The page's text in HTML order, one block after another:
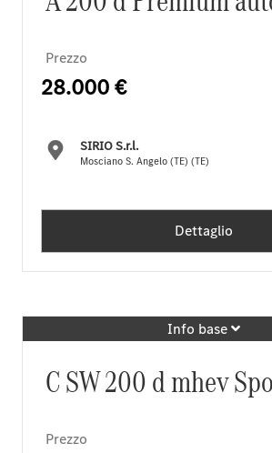
Prezzo
28.000 €
SIRIO S.r.l.
Mosciano S. Angelo (TE) (TE)
Dettaglio
Info base
C SW 200 d mhev
Prezzo